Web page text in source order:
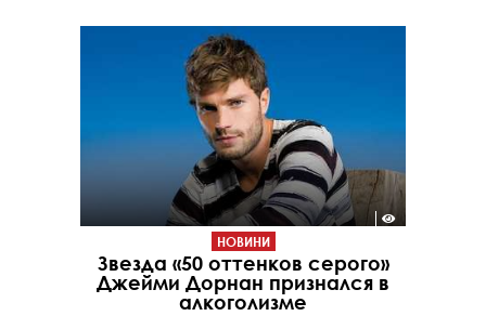
НОВИНИ
Звезда «50 оттенков серого»
Джейми Дорнан признался в
алкоголизме